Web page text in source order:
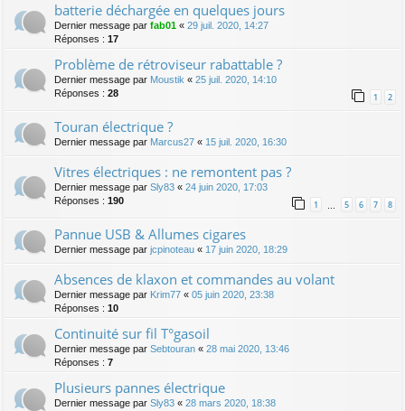
batterie déchargée en quelques jours
Dernier message par fab01 « 29 juil. 2020, 14:27
Réponses : 17
Problème de rétroviseur rabattable ?
Dernier message par Moustik « 25 juil. 2020, 14:10
Réponses : 28 1 2
Touran électrique ?
Dernier message par Marcus27 « 15 juil. 2020, 16:30
Vitres électriques : ne remontent pas ?
Dernier message par Sly83 « 24 juin 2020, 17:03
Réponses : 190 1 … 5 6 7 8
Pannue USB & Allumes cigares
Dernier message par jcpinoteau « 17 juin 2020, 18:29
Absences de klaxon et commandes au volant
Dernier message par Krim77 « 05 juin 2020, 23:38
Réponses : 10
Continuité sur fil T°gasoil
Dernier message par Sebtouran « 28 mai 2020, 13:46
Réponses : 7
Plusieurs pannes électrique
Dernier message par Sly83 « 28 mars 2020, 18:38